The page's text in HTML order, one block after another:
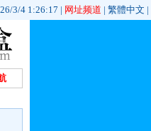
3/4 1:26:17 | 网址频道 | 繁體中文 |